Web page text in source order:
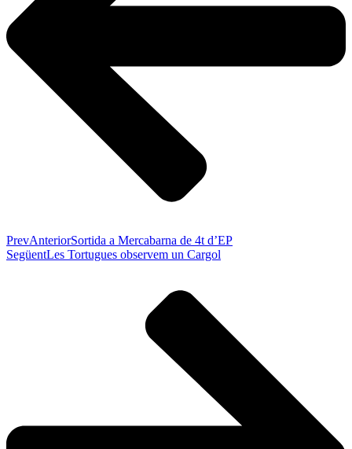
PrevAnteriorSortida a Mercabarna de 4t d’EP
SegüentLes Tortugues observem un Cargol